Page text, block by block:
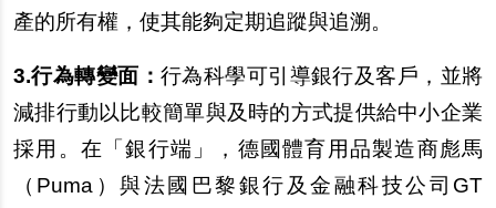
產的所有權，使其能夠定期追蹤與追溯。
3.行為轉變面： 行為科學可引導銀行及客戶，並將
減排行動以比較簡單與及時的方式提供給中小企業
採用。在「銀行端」，德國體育用品製造商彪馬
（Puma）與法國巴黎銀行及金融科技公司GT